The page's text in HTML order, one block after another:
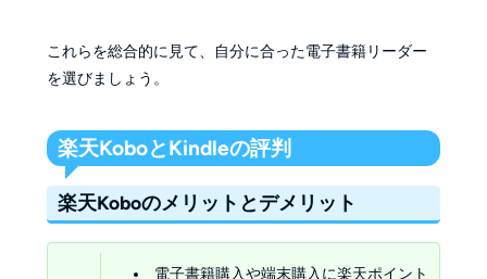
これらを総合的に見て、自分に合った電子書籍リーダー
を選びましょう。
楽天KoboとKindleの評判
楽天Koboのメリットとデメリット
電子書籍購入や端末購入に楽天ポイント